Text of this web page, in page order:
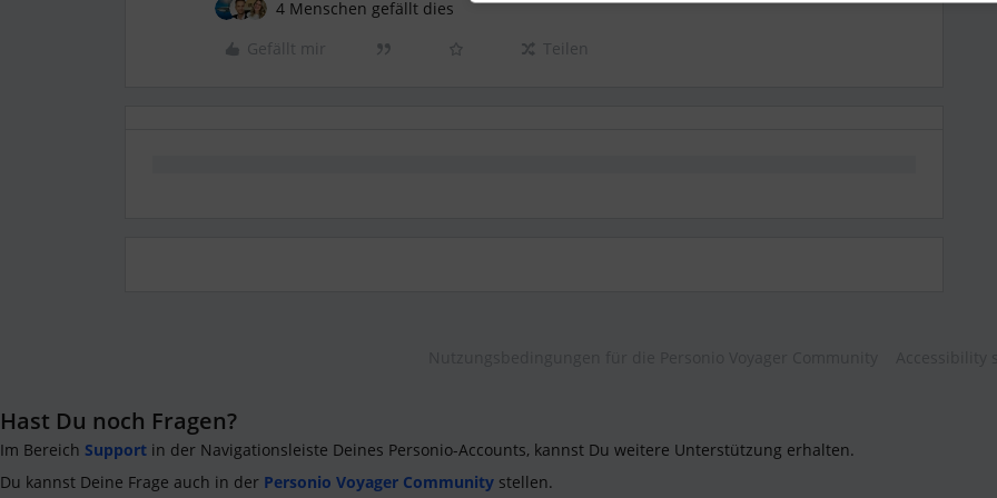
4 Menschen gefällt dies
Gefällt mir
Teilen
Hast Du noch Fragen?
Im Bereich Support in der Navigationsleiste Deines Personio-Accounts, kannst Du weitere Unterstützung erhalten.
Du kannst Deine Frage auch in der Personio Voyager Community stellen.